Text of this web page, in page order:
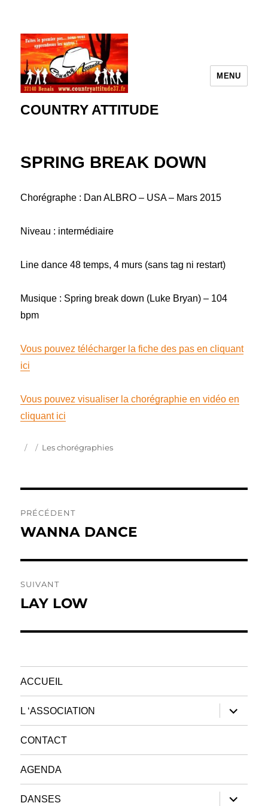
COUNTRY ATTITUDE
MENU
SPRING BREAK DOWN
Chorégraphe : Dan ALBRO – USA – Mars 2015
Niveau : intermédiaire
Line dance 48 temps, 4 murs (sans tag ni restart)
Musique : Spring break down (Luke Bryan) – 104
bpm
Vous pouvez télécharger la fiche des pas en cliquant
ici
Vous pouvez visualiser la chorégraphie en vidéo en
cliquant ici
Publié
Catégories
Les chorégraphies
de
PRÉCÉDENT
Publication
WANNA DANCE
SUIVANT
Publication
LAY LOW
ACCUEIL
L ‘ASSOCIATION
ouvrir
le
sous-
CONTACT
AGENDA
DANSES
ouvrir